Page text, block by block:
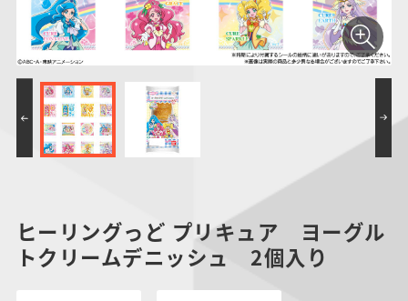
PROJECT R.E.D.・
スーパー戦隊シリー
ズ
ポケットモンスター
つりグミ SMPシリーズ
ヒーリングっど プリキュア ヨーグル
トクリームデニッシュ 2個入り